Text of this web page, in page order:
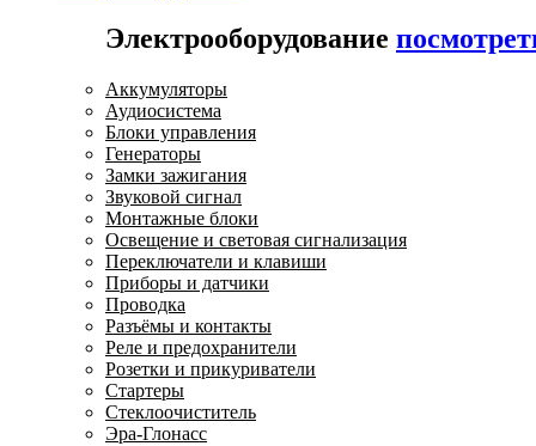
Электрооборудование
Аккумуляторы
Аудиосистема
Блоки управления
Генераторы
Замки зажигания
Звуковой сигнал
Монтажные блоки
Освещение и световая сигнализация
Переключатели и клавиши
Приборы и датчики
Проводка
Разъёмы и контакты
Реле и предохранители
Розетки и прикуриватели
Стартеры
Стеклоочиститель
Эра-Глонасс